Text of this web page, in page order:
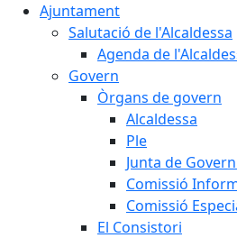
Ajuntament
Salutació de l'Alcaldessa
Agenda de
Govern
Òrgans de govern
Alcaldessa
Ple
Junta de
Comissió
Comissió
El Consistori